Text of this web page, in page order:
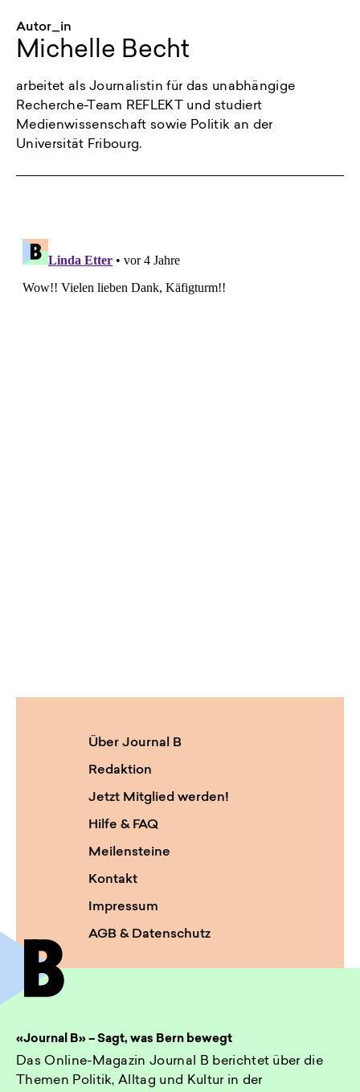
Autor_in
Michelle Becht
arbeitet als Journalistin für das unabhängige
Recherche-Team REFLEKT und studiert
Medienwissenschaft sowie Politik an der
Universität Fribourg.
Über Journal B
Redaktion
Jetzt Mitglied werden!
Hilfe & FAQ
Meilensteine
Kontakt
Impressum
AGB & Datenschutz
«Journal B» – Sagt, was Bern bewegt
Das Online-Magazin Journal B berichtet über die
Themen Politik, Alltag und Kultur in der